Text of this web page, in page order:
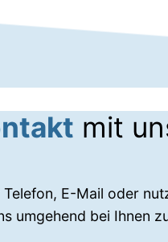
mit
E-Mail oder
umgehend bei Ihnen